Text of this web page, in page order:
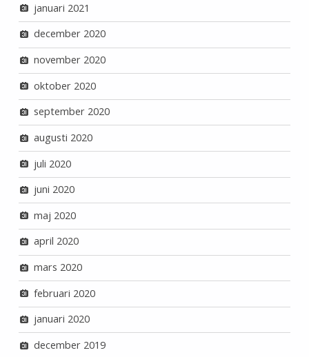
januari 2021
december 2020
november 2020
oktober 2020
september 2020
augusti 2020
juli 2020
juni 2020
maj 2020
april 2020
mars 2020
februari 2020
januari 2020
december 2019